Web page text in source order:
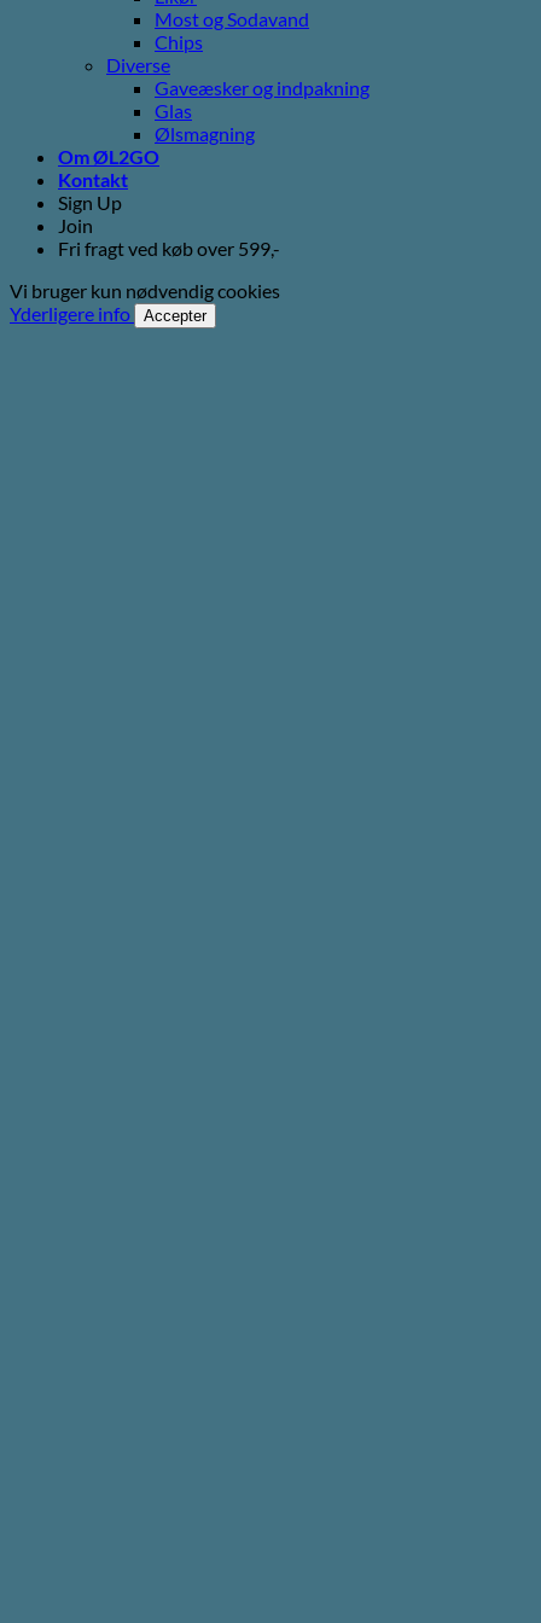
Most og Sodavand
Chips
Diverse
Gaveæsker og indpakning
Glas
Ølsmagning
Om ØL2GO
Kontakt
Sign Up
Join
Fri fragt ved køb over 599,-
Vi bruger kun nødvendig cookies
Yderligere info
Accepter